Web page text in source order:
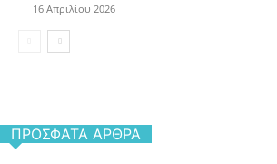
16 Απριλίου 2026
ΠΡΌΣΦΑΤΑ ΆΡΘΡΑ